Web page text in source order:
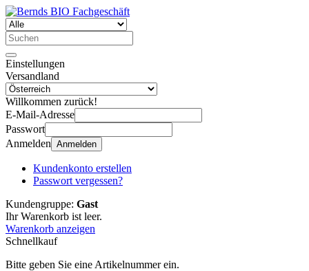
Einstellungen
Versandland
Willkommen zurück!
E-Mail-Adresse
Passwort
Anmelden Anmelden
Kundenkonto erstellen
Passwort vergessen?
Kundengruppe: Gast
Ihr Warenkorb ist leer.
Warenkorb anzeigen
Schnellkauf
Bitte geben Sie eine Artikelnummer ein.